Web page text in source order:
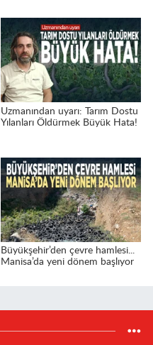
Uzmanından uyarı: Tarım Dostu
Yılanları Öldürmek Büyük Hata!
Büyükşehir’den çevre hamlesi...
Manisa’da yeni dönem başlıyor